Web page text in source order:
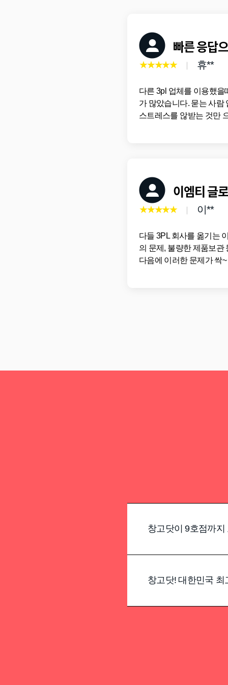
빠른 응답
★★★★★ 휴**
다른 3pl 업체를 이용했
가 많았습니다. 묻는 사람
스트레스를 않받는 것만
이엠티 글
★★★★★ 이**
다들 3PL 회사를 옮기는
의 문제, 불량한 제품보관
다음에 이러한 문제가 싹
창고닷이 9호점까
창고닷! 대한민국